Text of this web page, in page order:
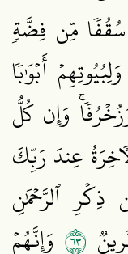
سُقُفٗا مِّن فِضَّةٖ
وَلِبُيُوتِهِمۡ أَبۡوَٰبٗا
وَإِن كُلُّ
عِندَ رَبِّكَ
ٱلرَّحۡمَٰنِ
٣٦ وَإِنَّهُمۡ